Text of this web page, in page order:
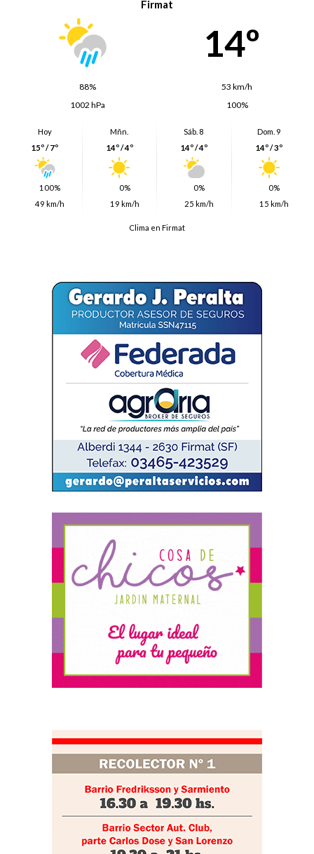
Firmat
14º
88%
53 km/h
1002 hPa
100%
Hoy
15º / 7º
100%
49 km/h
Mñn.
14º / 4º
0%
19 km/h
Sáb. 8
14º / 4º
0%
25 km/h
Dom. 9
14º / 3º
0%
15 km/h
Clima en Firmat